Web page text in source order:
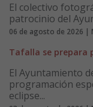
El colectivo
patrocinio del
06 de agosto de 2026 |
Tafalla se prepara
El Ayuntamiento
programación
eclipse...